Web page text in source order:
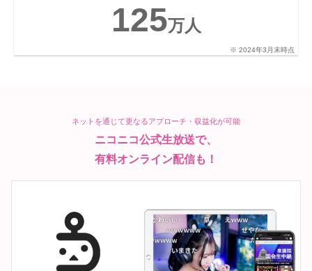
125万人
※ 2024年3月末時点
ネットを通じて更なるアプローチ・収益化が可能
ニコニコ公式生放送で、
有料オンライン配信も！